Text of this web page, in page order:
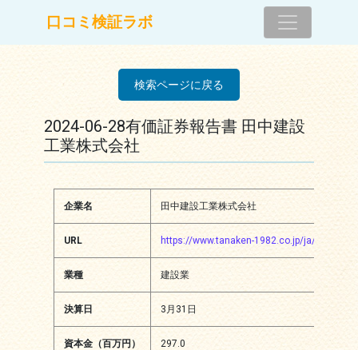
メインナビゲーション
口コミ検証ラボ
検索ページに戻る
2024-06-28有価証券報告書 田中建設
工業株式会社
企業名 田中建設工業株式会社
URL https://www.tanaken-1982.co.jp/ja/
業種 建設業
決算日 3月31日
資本金（百万円） 297.0